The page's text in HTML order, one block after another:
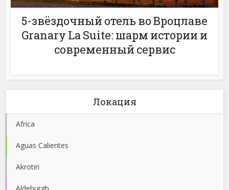
5-звёздочный отель во Вроцлаве
Granary La Suite: шарм истории и
современный сервис
Локация
Africa
Aguas Calientes
Akrotiri